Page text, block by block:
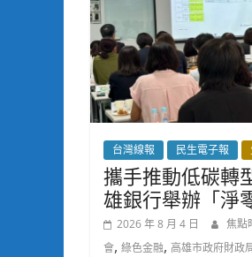
台灣線報 民生電子報
攜手推動低碳轉
雄銀行舉辦「淨
2026 年 8 月 4 日 焦點
會, 綠色金融, 高雄市政府財政